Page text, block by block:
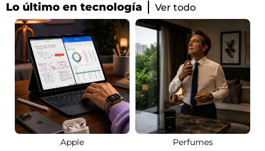
Lo último en tecnología Ver todo
Apple Perfumes